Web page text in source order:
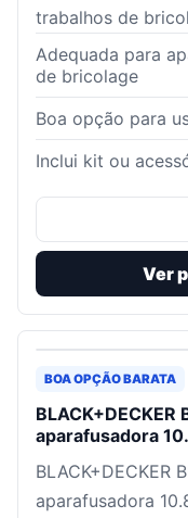
trabalhos de
Adequada para
de bricolage
Boa opção para
Inclui kit ou
Ver
BOA OPÇÃO BARATA
aparafusadora
BLACK+DECKER
aparafusadora